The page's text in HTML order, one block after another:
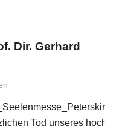
Dir. Gerhard
Tod unseres hoch